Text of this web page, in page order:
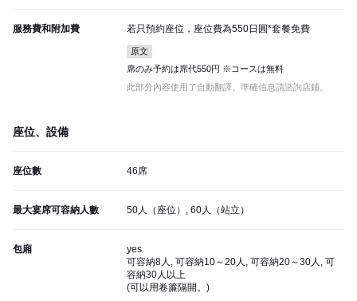
服務費和附加費 若只預約座位，座位費為550日圓*套餐免費
原文
席のみ予約は席代550円 ※コースは無料
此部分內容使用了自動翻譯。準確信息請諮詢店鋪。
座位、設備
座位數 46席
最大宴席可容納人數 50人（座位）, 60人（站立）
包廂
yes
可容納8人, 可容納10～20人, 可容納20～30人, 可
容納30人以上
(可以用卷簾隔開。 )